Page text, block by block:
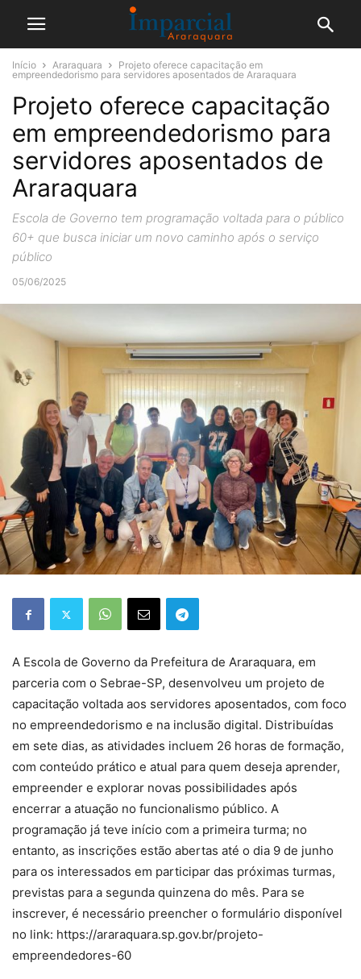
Início Araraquara
Projeto oferece capacitação em
empreendedorismo para servidores aposentados de Araraquara
Projeto oferece capacitação
em empreendedorismo para
servidores aposentados de
Araraquara
Escola de Governo tem programação voltada para o público
60+ que busca iniciar um novo caminho após o serviço
público
05/06/2025
A Escola de Governo da Prefeitura de Araraquara, em
parceria com o Sebrae-SP, desenvolveu um projeto de
capacitação voltada aos servidores aposentados, com foco
no empreendedorismo e na inclusão digital. Distribuídas
em sete dias, as atividades incluem 26 horas de formação,
com conteúdo prático e atual para quem deseja aprender,
empreender e explorar novas possibilidades após
encerrar a atuação no funcionalismo público. A
programação já teve início com a primeira turma; no
entanto, as inscrições estão abertas até o dia 9 de junho
para os interessados em participar das próximas turmas,
previstas para a segunda quinzena do mês. Para se
inscrever, é necessário preencher o formulário disponível
no link: https://araraquara.sp.gov.br/projeto-
empreendedores-60